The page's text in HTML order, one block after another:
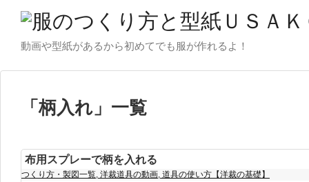
動画や型紙があるから初めてでも服が作れるよ！
「柄入れ 」 一覧
布用スプレーで柄を入れる
つくり方・製図一覧, 洋裁道具の動画, 道具の使い方【洋裁の基礎】